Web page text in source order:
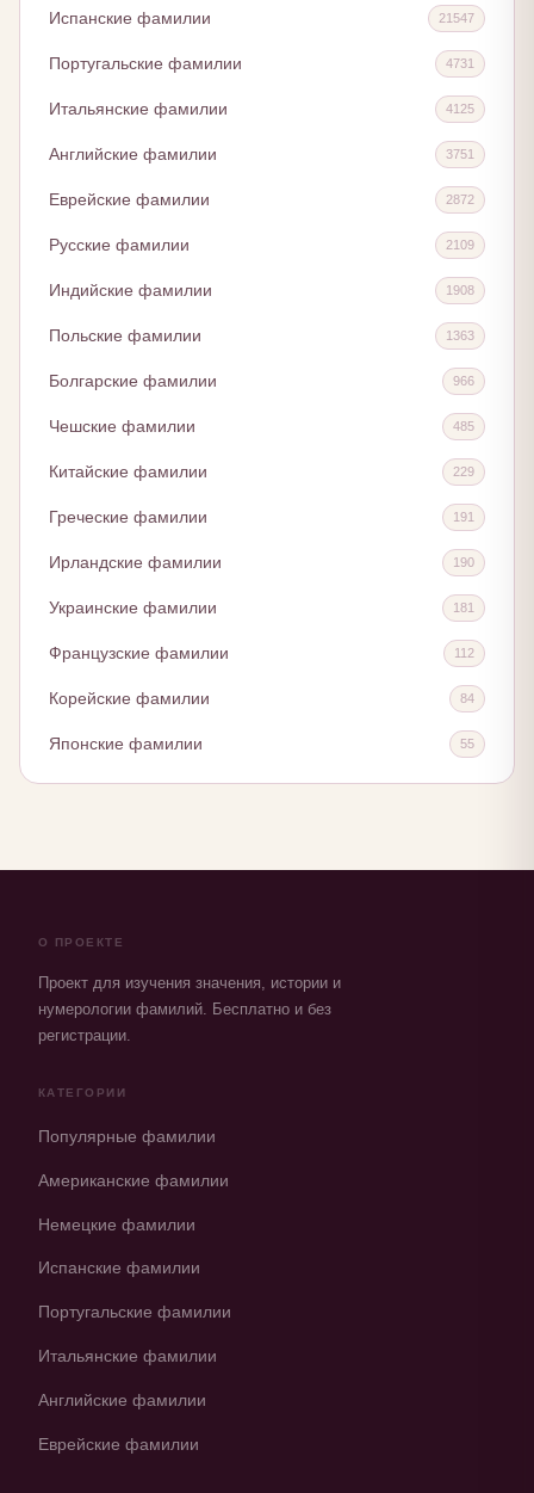
Испанские фамилии 21547
Португальские фамилии 4731
Итальянские фамилии 4125
Английские фамилии 3751
Еврейские фамилии 2872
Русские фамилии 2109
Индийские фамилии 1908
Польские фамилии 1363
Болгарские фамилии 966
Чешские фамилии 485
Китайские фамилии 229
Греческие фамилии 191
Ирландские фамилии 190
Украинские фамилии 181
Французские фамилии 112
Корейские фамилии 84
Японские фамилии 55
О ПРОЕКТЕ
Проект для изучения значения, истории и
нумерологии фамилий. Бесплатно и без
регистрации.
КАТЕГОРИИ
Популярные фамилии
Американские фамилии
Немецкие фамилии
Испанские фамилии
Португальские фамилии
Итальянские фамилии
Английские фамилии
Еврейские фамилии